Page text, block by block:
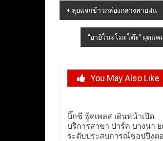
Post
navigation
ลุยแจกข้าวกล่องกลางสายฝน
“อายิโนะโมะโต๊ะ” ผุดแ
You May Also Like
บิ๊กซี ฟู้ดเพลส เดินหน้าเปิด
บริการสาขา ปาร์ค บางนา ย
ระดับประสบการณ์ชอปปิงต